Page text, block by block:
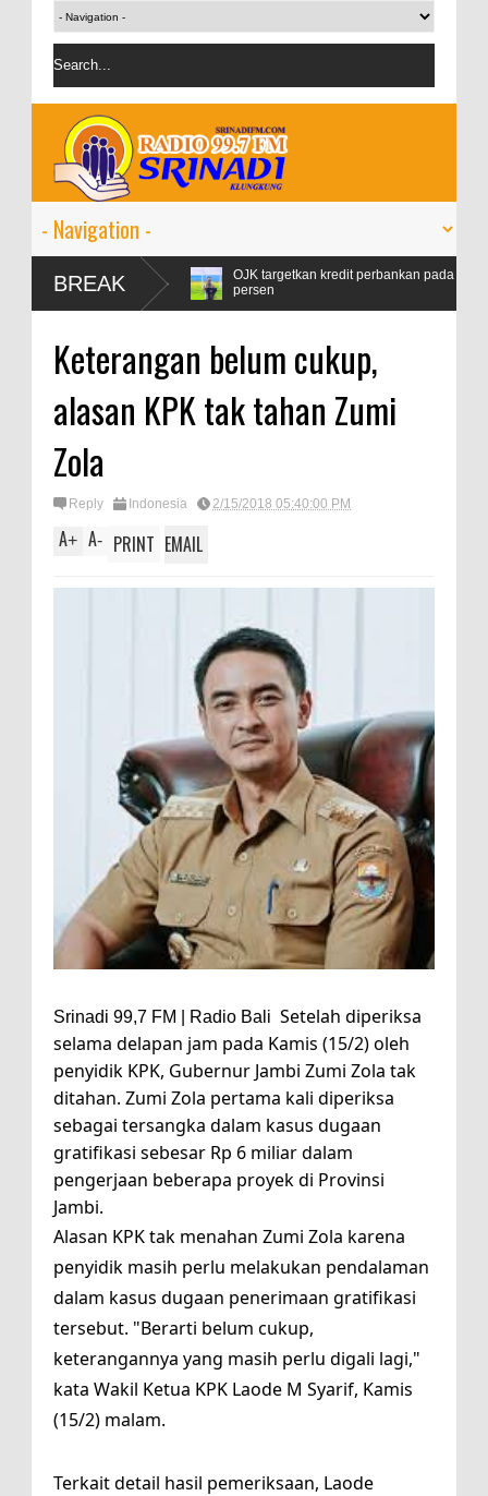
BREAK
Naik 99
OJK targetkan kredit perbankan pada 2024 tumbuh 9-11
persen
Keterangan belum cukup,
alasan KPK tak tahan Zumi
Zola
Reply Indonesia 2/15/2018 05:40:00 PM
A+ A- PRINT EMAIL
Srinadi 99,7 FM | Radio Bali Setelah diperiksa
selama delapan jam pada Kamis (15/2) oleh
penyidik KPK, Gubernur Jambi Zumi Zola tak
ditahan. Zumi Zola pertama kali diperiksa
sebagai tersangka dalam kasus dugaan
gratifikasi sebesar Rp 6 miliar dalam
pengerjaan beberapa proyek di Provinsi
Jambi.
Alasan KPK tak menahan Zumi Zola karena
penyidik masih perlu melakukan pendalaman
dalam kasus dugaan penerimaan gratifikasi
tersebut. "Berarti belum cukup,
keterangannya yang masih perlu digali lagi,"
kata Wakil Ketua KPK Laode M Syarif, Kamis
(15/2) malam.
Terkait detail hasil pemeriksaan, Laode